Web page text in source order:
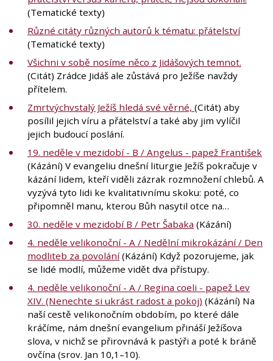
(Tematické texty)
Různé citáty různých autorů k tématu: přátelství
(Tematické texty)
Všichni v sobě nosíme něco z Jidášových temnot.
(Citát) Zrádce Jidáš ale zůstává pro Ježíše navždy
přítelem.
Zmrtvýchvstalý Ježíš hledá své věrné, (Citát) aby
posílil jejich víru a přátelství a také aby jim vylíčil
jejich budoucí poslání.
19. neděle v mezidobí - B / Angelus - papež František
(Kázání) V evangeliu dnešní liturgie Ježíš pokračuje v
kázání lidem, kteří viděli zázrak rozmnožení chlebů. A
vyzývá tyto lidi ke kvalitativnímu skoku: poté, co
připomněl manu, kterou Bůh nasytil otce na…
30. neděle v mezidobí B / Petr Šabaka (Kázání)
4. neděle velikonoční - A / Nedělní mikrokázání / Den
modliteb za povolání(Kázání) Když pozorujeme, jak
se lidé modlí, můžeme vidět dva přístupy.
4. neděle velikonoční - A / Regina coeli - papež Lev
XIV. (Nenechte si ukrást radost a pokoj) (Kázání) Na
naší cestě velikonočním obdobím, po které dále
kráčíme, nám dnešní evangelium přináší Ježíšova
slova, v nichž se přirovnává k pastýři a poté k bráně
ovčína (srov. Jan 10,1–10).